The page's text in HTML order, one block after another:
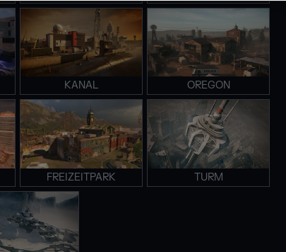
KANAL OREGON
FREIZEITPARK TURM